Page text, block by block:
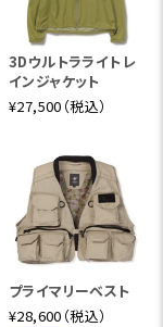
3Dウルトラライトレ
インジャケット
¥27,500（税込）
プライマリーベスト
¥28,600（税込）